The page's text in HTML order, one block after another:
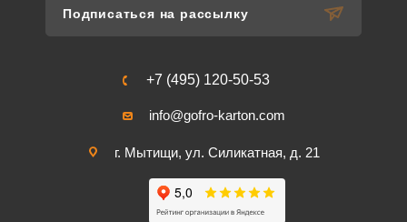
Подписаться на рассылку
+7 (495) 120-50-53
info@gofro-karton.com
г. Мытищи, ул. Силикатная, д. 21